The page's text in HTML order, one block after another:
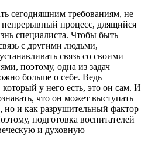
сегодняшним требованиям, не
непрерывный процесс, длящийся
специалиста. Чтобы быть
с другими людьми,
связь со своими
поэтому, одна из задач
больше о себе. Ведь
у него есть, это он сам. И
что он может выступать
и как разрушительный фактор
подготовка воспитателей
и духовную